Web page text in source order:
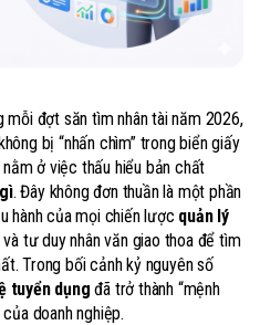
mỗi đợt săn tìm nhân tài năm 2026,
bị “nhấn chìm” trong biển giấy
ở việc thấu hiểu bản chất
. Đây không đơn thuần là một phần
hành của mọi chiến lược quản lý
tư duy nhân văn giao thoa để tìm
Trong bối cảnh kỷ nguyên số
tuyển dụng đã trở thành “mệnh
doanh nghiệp.